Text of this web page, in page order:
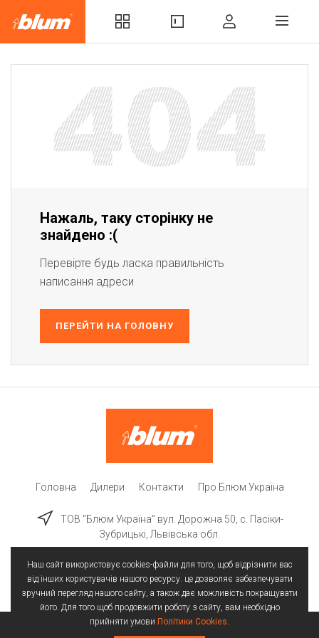
Нажаль, таку сторінку не
знайдено :(
Перевірте будь ласка правильність
написання адреси
ПЕРЕЙТИ НА ГОЛОВНУ
Головна Дилери Контакти Про Блюм Україна
ТОВ “Блюм Україна” вул. Дорожна 50, c. Пасіки-
Зубрицькі, Львівська обл.
Наш сайт використовує cookies-файли для того, щоб відрізнити вас
від інших користувачів нашого ресурсу. це дозволяє забезпечувати
зручний перегляд нашого сайту, а також дає можливість покращувати
його. Для того щоб продовжити роботу з сайту, вам необхідно
прийняти умови Політики Cookies.